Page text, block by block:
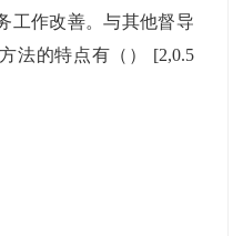
工作改善。与其他督导
法的特点有（） [2,0.5